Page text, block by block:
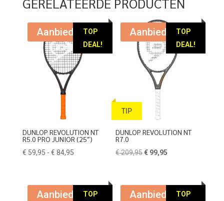
TOP
DEAL!
Aanbieding!
DUNLOP REVOLUTION NT
R5.0 PRO JUNIOR (25″)
€ 59,95 - € 84,95Prijsklasse:
€ 84,95
TOP
DEAL!
TIP
Aanbieding!
DUNLOP REVOLUTION NT
R7.0
€209,95Oorspronkelijke
€ 209,95.
€ 99,95
€ 99,95.
TOP
Aanbieding!
TOP
Aanbieding!